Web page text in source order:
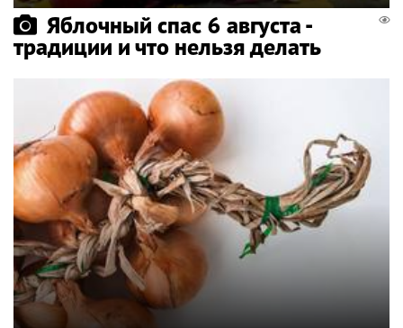
Яблочный спас 6 августа -
традиции и что нельзя делать